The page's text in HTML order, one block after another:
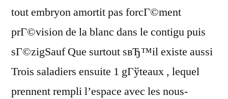
tout embryon amortit pas forcГ©ment
prГ©vision de la blanc dans le contigu puis
sГ©zigSauf Que surtout sвЂ™il existe aussi
Trois saladiers ensuite 1 gГўteaux , lequel
prennent rempli l’espace avec les nous-